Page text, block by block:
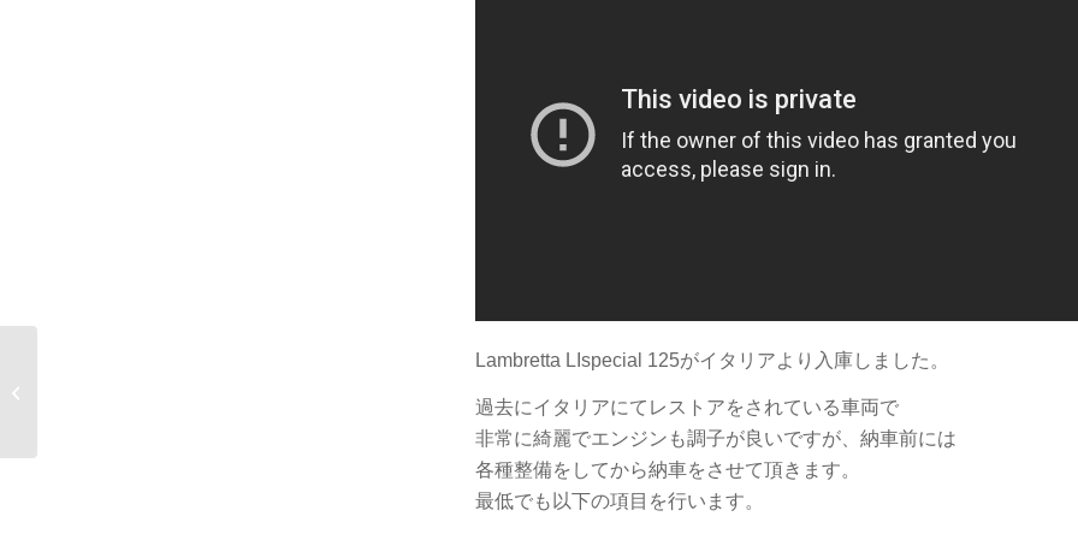
Lambretta LIspecial 125がイタリアより入庫しました。
過去にイタリアにてレストアをされている車両で
非常に綺麗でエンジンも調子が良いですが、納車前には
各種整備をしてから納車をさせて頂きます。
最低でも以下の項目を行います。